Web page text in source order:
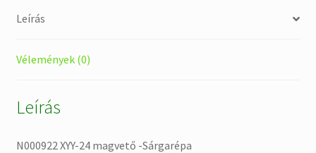
Leírás
Vélemények (0)
Leírás
N000922 XYY-24 magvető -Sárgarépa